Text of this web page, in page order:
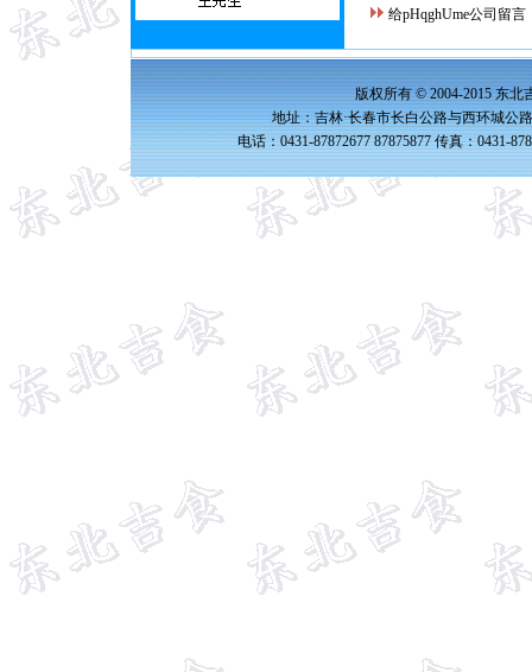
给pHqghUme公司留言
版权所有 © 2004-2015 东北
地址：吉林·长春市长白公路与西环城公
电话：0431-87872677 87875877 传真：0431-